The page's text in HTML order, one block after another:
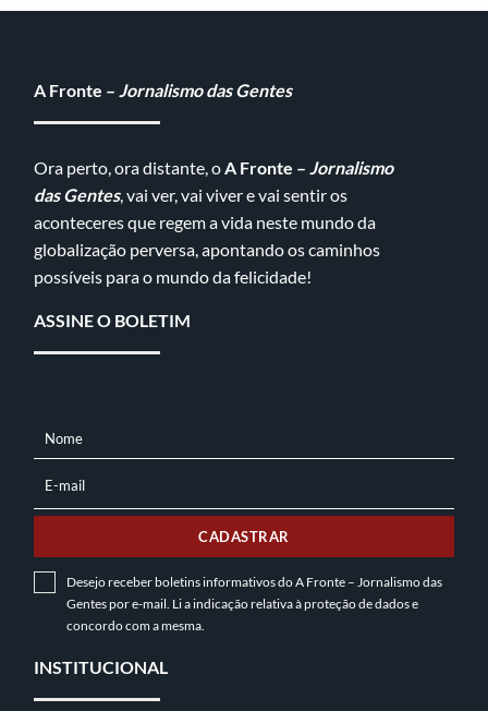
A Fronte – Jornalismo das Gentes
Ora perto, ora distante, oA Fronte – Jornalismo
das Gentes, vai ver, vai viver e vai sentir os
aconteceres que regem a vida neste mundo da
globalização perversa, apontando os caminhos
possíveis para o mundo da felicidade!
ASSINE O BOLETIM
NOME
Nome
MAIL
E-mail
CADASTRAR
Desejo receber boletins informativos do A Fronte – Jornalismo das
Gentes por e-mail. Li a indicação relativa àproteção de dadose
concordo com a mesma.
INSTITUCIONAL